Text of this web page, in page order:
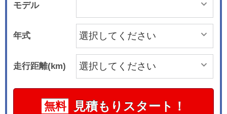
モデル
年式
走行距離(km)
無料 見積もりスタート！